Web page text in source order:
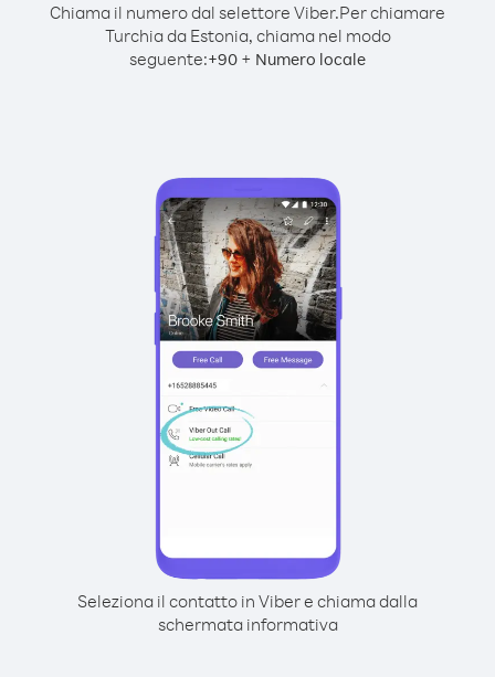
Chiama il numero dal selettore Viber.Per chiamare
Turchia da Estonia, chiama nel modo
seguente:+90 + Numero locale
Seleziona il contatto in Viber e chiama dalla
schermata informativa